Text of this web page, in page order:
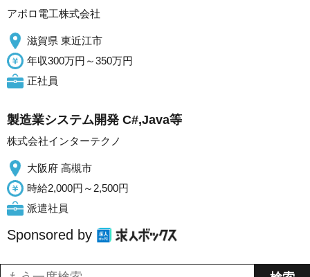
アポロ電工株式会社
滋賀県 東近江市
年収300万円～350万円
正社員
製造業システム開発 C#,Java等
株式会社インターテクノ
大阪府 高槻市
時給2,000円～2,500円
派遣社員
Sponsored by